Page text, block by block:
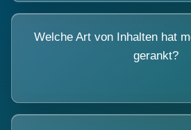
Welche Art von Inhalten hat
gerankt?